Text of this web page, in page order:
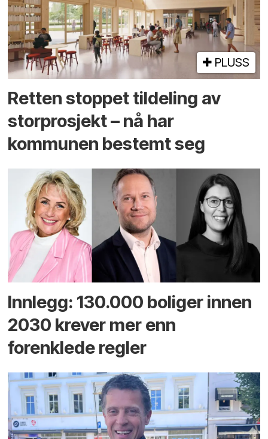
PLUSS
Retten stoppet tildeling av
storprosjekt – nå har
kommunen bestemt seg
Innlegg: 130.000 boliger innen
2030 krever mer enn
forenklede regler